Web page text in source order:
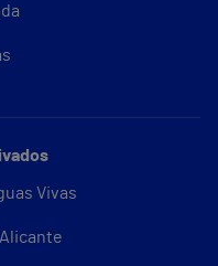
Vivas